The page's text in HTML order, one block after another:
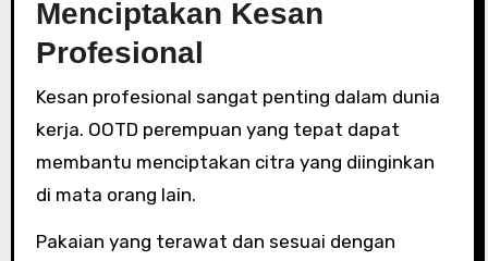
Menciptakan Kesan
Profesional
Kesan profesional sangat penting dalam dunia
kerja. OOTD perempuan yang tepat dapat
membantu menciptakan citra yang diinginkan
di mata orang lain.
Pakaian yang terawat dan sesuai dengan